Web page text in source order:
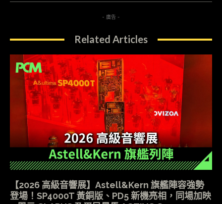
- 廣告 -
Related Articles
【2026 高級音響展】Astell&Kern 旗艦陣容強勢
登場！SP4000T 黃銅版、PD5 新機亮相，同場加映